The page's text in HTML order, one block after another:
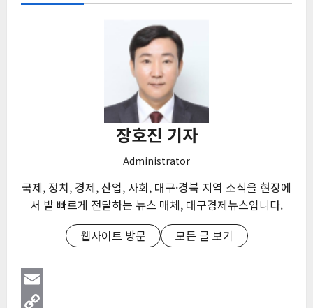
장호진 기자
Administrator
국제, 정치, 경제, 산업, 사회, 대구·경북 지역 소식을 현장에
서 발 빠르게 전달하는 뉴스 매체, 대구경제뉴스입니다.
웹사이트 방문
모든 글 보기
Email